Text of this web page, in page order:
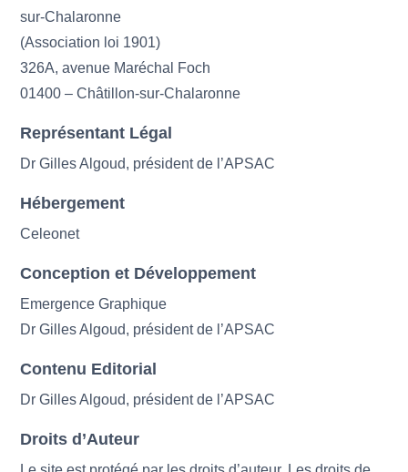
sur-Chalaronne
(Association loi 1901)
326A, avenue Maréchal Foch
01400 – Châtillon-sur-Chalaronne
Représentant Légal
Dr Gilles Algoud, président de l’APSAC
Hébergement
Celeonet
Conception et Développement
Emergence Graphique
Dr Gilles Algoud, président de l’APSAC
Contenu Editorial
Dr Gilles Algoud, président de l’APSAC
Droits d’Auteur